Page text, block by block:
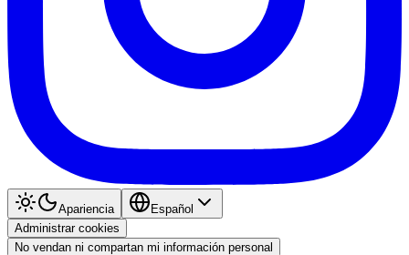
Apariencia
Español
Administrar cookies
No vendan ni compartan mi información personal